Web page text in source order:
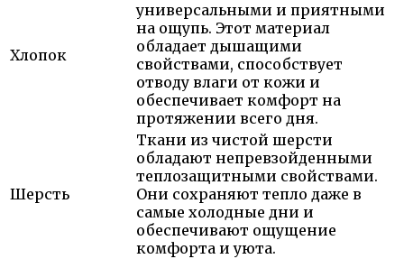
Хлопок
универсальными и приятными
на ощупь. Этот материал
обладает дышащими
свойствами, способствует
отводу влаги от кожи и
обеспечивает комфорт на
протяжении всего дня.
Шерсть
Ткани из чистой шерсти
обладают непревзойденными
теплозащитными свойствами.
Они сохраняют тепло даже в
самые холодные дни и
обеспечивают ощущение
комфорта и уюта.